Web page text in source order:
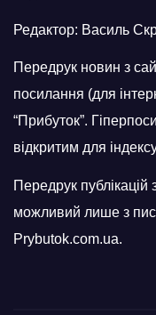
Редактор: Василь
Передрук новин з
посилання (для
“Прибуток”.
відкритим для
Передрук публікацій
можливий лише з
Prybutok.com.ua.